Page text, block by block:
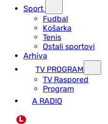
Sport
Fudbal
Košarka
Tenis
Ostali sportovi
Arhiva
TV PROGRAM
ТV Raspored
Program
A RADIO
L